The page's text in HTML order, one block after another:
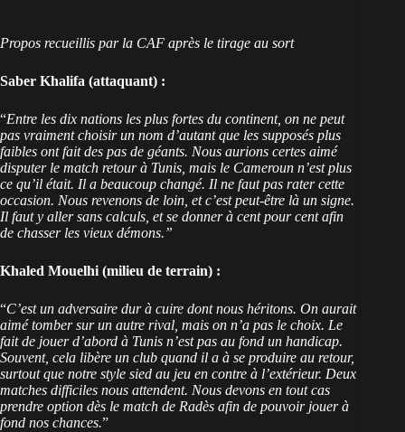
Propos recueillis par la CAF après le tirage au sort
Saber Khalifa (attaquant) :
“Entre les dix nations les plus fortes du continent, on ne peut
pas vraiment choisir un nom d’autant que les supposés plus
faibles ont fait des pas de géants. Nous aurions certes aimé
disputer le match retour à Tunis, mais le Cameroun n’est plus
ce qu’il était. Il a beaucoup changé. Il ne faut pas rater cette
occasion. Nous revenons de loin, et c’est peut-être là un signe.
Il faut y aller sans calculs, et se donner à cent pour cent afin
de chasser les vieux démons.”
Khaled Mouelhi (milieu de terrain) :
“C’est un adversaire dur à cuire dont nous héritons. On aurait
aimé tomber sur un autre rival, mais on n’a pas le choix. Le
fait de jouer d’abord à Tunis n’est pas au fond un handicap.
Souvent, cela libère un club quand il a à se produire au retour,
surtout que notre style sied au jeu en contre à l’extérieur. Deux
matches difficiles nous attendent. Nous devons en tout cas
prendre option dès le match de Radès afin de pouvoir jouer à
fond nos chances.”